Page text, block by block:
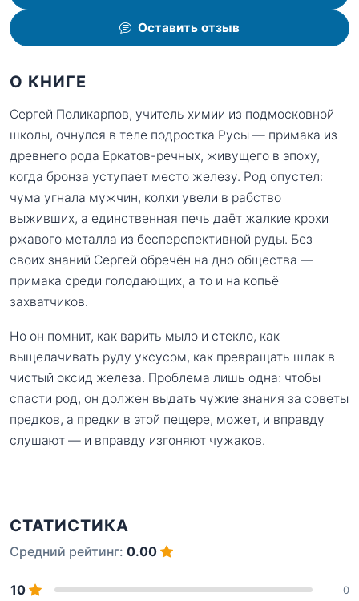
Оставить отзыв
О КНИГЕ
Сергей Поликарпов, учитель химии из подмосковной
школы, очнулся в теле подростка Русы — примака из
древнего рода Еркатов-речных, живущего в эпоху,
когда бронза уступает место железу. Род опустел:
чума угнала мужчин, колхи увели в рабство
выживших, а единственная печь даёт жалкие крохи
ржавого металла из бесперспективной руды. Без
своих знаний Сергей обречён на дно общества —
примака среди голодающих, а то и на копьё
захватчиков.
Но он помнит, как варить мыло и стекло, как
выщелачивать руду уксусом, как превращать шлак в
чистый оксид железа. Проблема лишь одна: чтобы
спасти род, он должен выдать чужие знания за советы
предков, а предки в этой пещере, может, и вправду
слушают — и вправду изгоняют чужаков.
СТАТИСТИКА
Средний рейтинг: 0.00
10 0